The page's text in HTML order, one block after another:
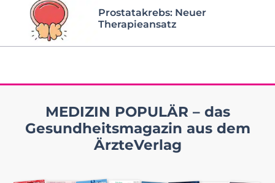
Prostatakrebs: Neuer
Therapieansatz
MEDIZIN POPULÄR – das
Gesundheitsmagazin aus dem
ÄrzteVerlag